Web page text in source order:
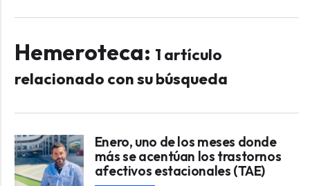
Hemeroteca: 1 artículo
relacionado con su búsqueda
Enero, uno de los meses donde
más se acentúan los trastornos
afectivos estacionales (TAE)